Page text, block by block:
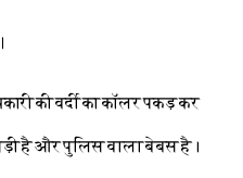
की वर्दी का कॉलर पकड़ कर
है और पुलिस वाला बेबस है।